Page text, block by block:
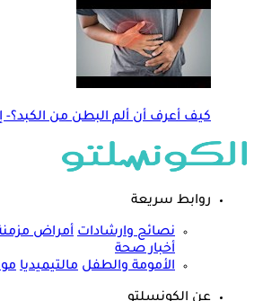
كيف أعرف أن ألم البطن من الكبد؟-
روابط سريعة
نصائح وارشادات أمراض
أخبار صحة
الأمومة والطفل مالتيميديا